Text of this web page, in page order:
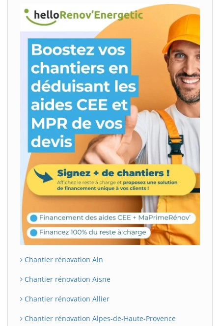
Chantier rénovation Ain
Chantier rénovation Aisne
Chantier rénovation Allier
Chantier rénovation Alpes-de-Haute-Provence